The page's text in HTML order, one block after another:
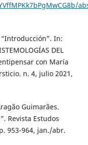
“Introducción”. In:
DEL
con María
n. 4, julio 2021,
Guimarães.
Revista Estudos
953-964, jan./abr.